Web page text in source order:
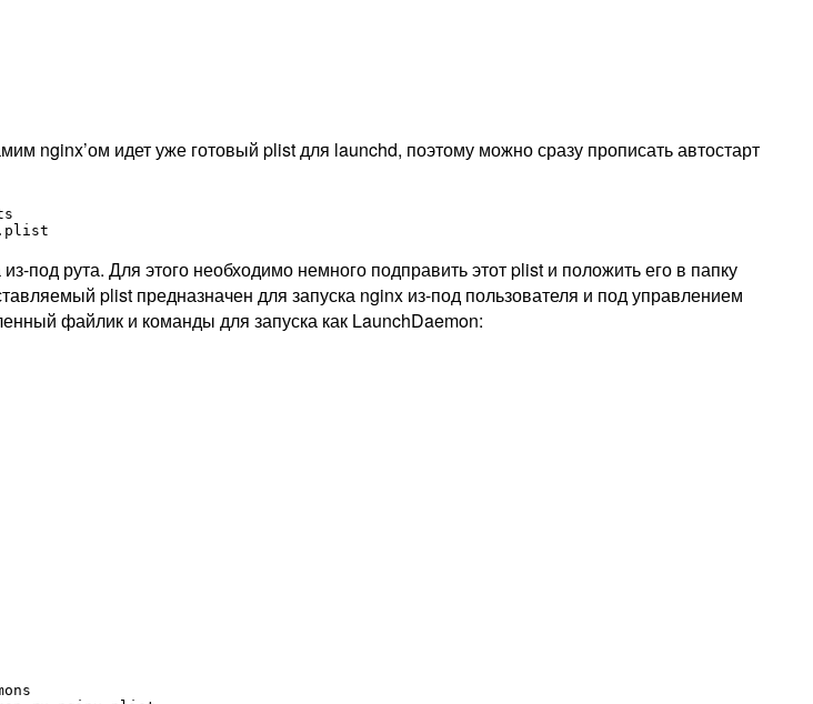
nginx’ом идет уже готовый plist для launchd, поэтому можно сразу прописать автостарт
под рута. Для этого необходимо немного подправить этот plist и положить его в папку
plist предназначен для запуска nginx из-под пользователя и под управлением
файлик и команды для запуска как LaunchDaemon: